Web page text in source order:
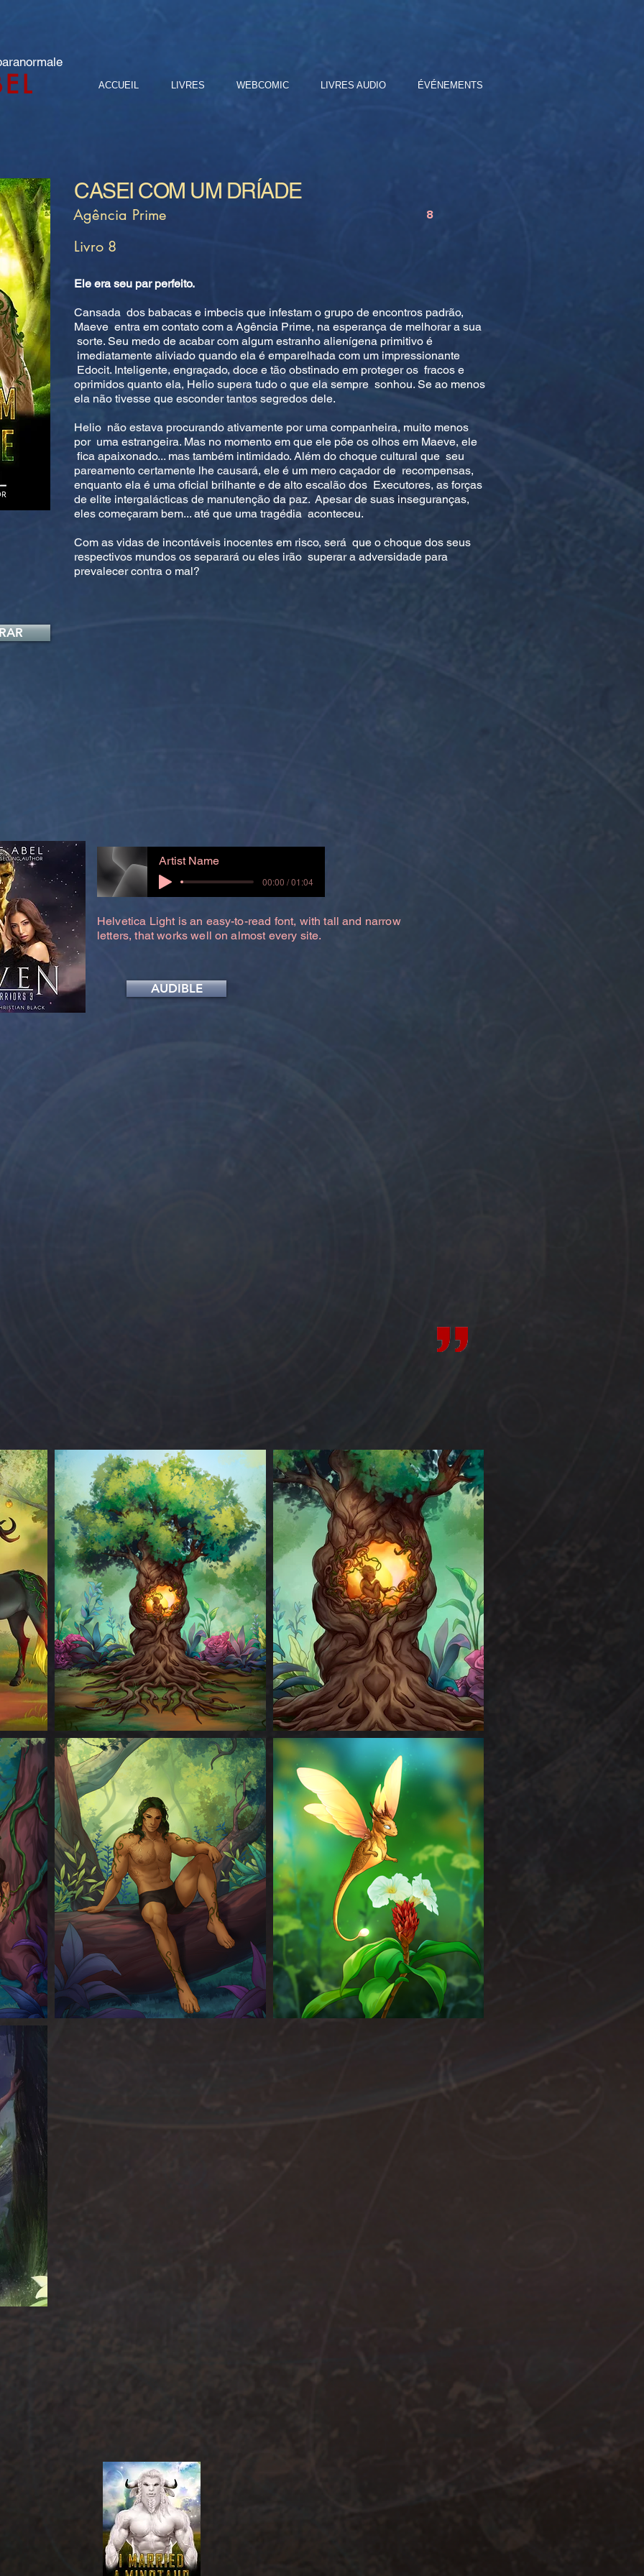
ACCUEIL LIVRES WEBCOMIC LIVRES AUDIO ÉVÉNEMENTS
CASEI COM UM DRÍADE
Agência Prime 8
Livro 8
Ele era seu par perfeito.
Cansada dos babacas e imbecis que infestam o grupo de encontros padrão,
Maeve entra em contato com a Agência Prime, na esperança de melhorar a sua
sorte. Seu medo de acabar com algum estranho alienígena primitivo é
imediatamente aliviado quando ela é emparelhada com um impressionante
Edocit. Inteligente, engraçado, doce e tão obstinado em proteger os fracos e
oprimidos quanto ela, Helio supera tudo o que ela sempre sonhou. Se ao menos
ela não tivesse que esconder tantos segredos dele.
Helio não estava procurando ativamente por uma companheira, muito menos
por uma estrangeira. Mas no momento em que ele põe os olhos em Maeve, ele
fica apaixonado... mas também intimidado. Além do choque cultural que seu
pareamento certamente lhe causará, ele é um mero caçador de recompensas,
enquanto ela é uma oficial brilhante e de alto escalão dos Executores, as forças
de elite intergalácticas de manutenção da paz. Apesar de suas inseguranças,
eles começaram bem... até que uma tragédia aconteceu.
Com as vidas de incontáveis inocentes em risco, será que o choque dos seus
respectivos mundos os separará ou eles irão superar a adversidade para
prevalecer contra o mal?
Artist Name
00:00 / 01:04
Helvetica Light is an easy-to-read font, with tall and narrow
letters, that works well on almost every site.
AUDIBLE